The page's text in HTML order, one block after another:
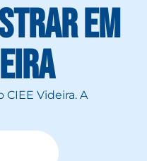
em
Videira. A